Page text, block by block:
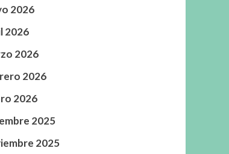
2026
2026
2026
2026
2026
2025
2025